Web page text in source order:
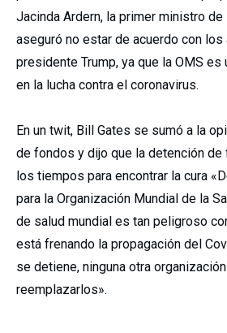
Jacinda Ardern, la primer ministro de
aseguró no estar de acuerdo con
presidente Trump, ya que la OMS
en la lucha contra el coronavirus.
En un twit, Bill Gates se sumó a la
de fondos y dijo que la detención
los tiempos para encontrar la cura
para la Organización Mundial de la
de salud mundial es tan peligroso
está frenando la propagación del
se detiene, ninguna otra
reemplazarlos».